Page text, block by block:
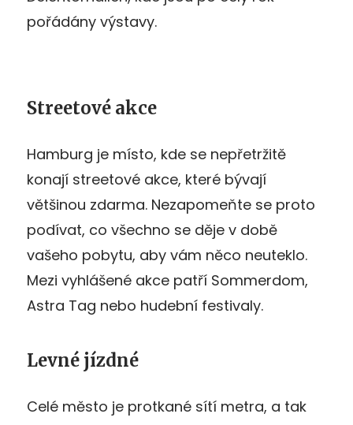
pořádány výstavy.
Streetové akce
Hamburg je místo, kde se nepřetržitě
konají streetové akce, které bývají
většinou zdarma. Nezapomeňte se proto
podívat, co všechno se děje v době
vašeho pobytu, aby vám něco neuteklo.
Mezi vyhlášené akce patří Sommerdom,
Astra Tag nebo hudební festivaly.
Levné jízdné
Celé město je protkané sítí metra, a tak